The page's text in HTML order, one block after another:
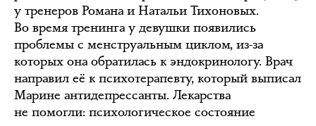
у тренеров Романа и Натальи Тихоновых.
Во время тренинга у девушки появились
проблемы с менструальным циклом, из-за
которых она обратилась к эндокринологу. Врач
направил её к психотерапевту, который выписал
Марине антидепрессанты. Лекарства
не помогли: психологическое состояние